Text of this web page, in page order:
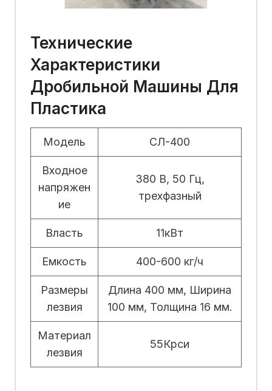
Технические
Характеристики
Дробильной Машины Для
Пластика
Модель СЛ-400
Входное
напряжен
ие
380 В, 50 Гц,
трехфазный
Власть 11кВт
Емкость 400-600 кг/ч
Размеры
лезвия
Длина 400 мм, Ширина
100 мм, Толщина 16 мм.
Материал
лезвия
55Крси